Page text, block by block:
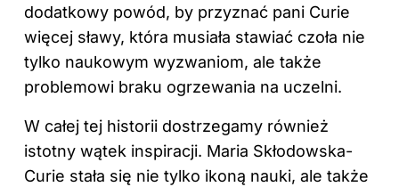
dodatkowy powód, by przyznać pani Curie
więcej sławy, która musiała stawiać czoła nie
tylko naukowym wyzwaniom, ale także
problemowi braku ogrzewania na uczelni.
W całej tej historii dostrzegamy również
istotny wątek inspiracji. Maria Skłodowska-
Curie stała się nie tylko ikoną nauki, ale także